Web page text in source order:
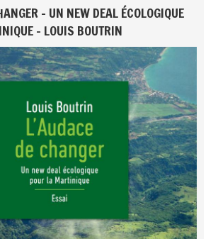
- UN NEW DEAL ÉCOLOGIQUE
- LOUIS BOUTRIN